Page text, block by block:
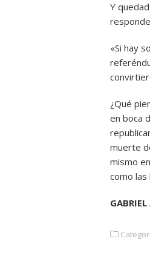
Y
«Si hay
¿Qué
en boca
muerte
mismo
como